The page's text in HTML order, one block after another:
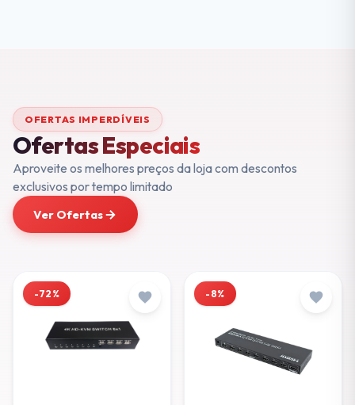
OFERTAS IMPERDÍVEIS
Ofertas Especiais
Aproveite os melhores preços da loja com descontos
exclusivos por tempo limitado
Ver Ofertas
-72% -8%